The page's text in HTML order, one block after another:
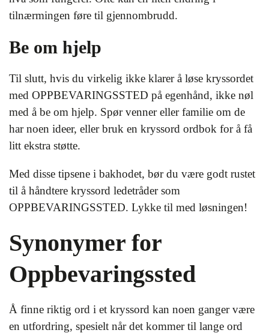
tilnærmingen føre til gjennombrudd.
Be om hjelp
Til slutt, hvis du virkelig ikke klarer å løse kryssordet
med OPPBEVARINGSSTED på egenhånd, ikke nøl
med å be om hjelp. Spør venner eller familie om de
har noen ideer, eller bruk en kryssord ordbok for å få
litt ekstra støtte.
Med disse tipsene i bakhodet, bør du være godt rustet
til å håndtere kryssord ledetråder som
OPPBEVARINGSSTED. Lykke til med løsningen!
Synonymer for
Oppbevaringssted
Å finne riktig ord i et kryssord kan noen ganger være
en utfordring, spesielt når det kommer til lange ord